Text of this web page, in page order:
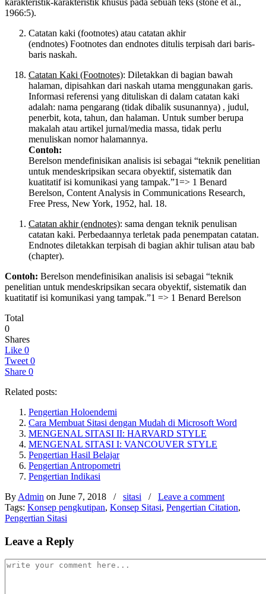
1966:5).
Catatan kaki (footnotes) atau catatan akhir
(endnotes) Footnotes dan endnotes ditulis terpisah dari baris-
baris naskah.
Catatan Kaki (Footnotes): Diletakkan di bagian bawah
halaman, dipisahkan dari naskah utama menggunakan garis.
Informasi referensi yang dituliskan di dalam catatan kaki
adalah: nama pengarang (tidak dibalik susunannya) , judul,
penerbit, kota, tahun, dan halaman. Untuk sumber berupa
makalah atau artikel jurnal/media massa, tidak perlu
menuliskan nomor halamannya.
Contoh:
Berelson mendefinisikan analisis isi sebagai “teknik penelitian
untuk mendeskripsikan secara obyektif, sistematik dan
kuatitatif isi komunikasi yang tampak.”1=> 1 Benard
Berelson, Content Analysis in Communications Research,
Free Press, New York, 1952, hal. 18.
Catatan akhir (endnotes): sama dengan teknik penulisan
catatan kaki. Perbedaannya terletak pada penempatan catatan.
Endnotes diletakkan terpisah di bagian akhir tulisan atau bab
(chapter).
Contoh: Berelson mendefinisikan analisis isi sebagai “teknik
penelitian untuk mendeskripsikan secara obyektif, sistematik dan
kuatitatif isi komunikasi yang tampak.”1 => 1 Benard Berelson
Total
0
Shares
Like 0
Tweet 0
Share 0
Related posts:
Pengertian Holoendemi
Cara Membuat Sitasi dengan Mudah di Microsoft Word
MENGENAL SITASI II: HARVARD STYLE
MENGENAL SITASI I: VANCOUVER STYLE
Pengertian Hasil Belajar
Pengertian Antropometri
Pengertian Indikasi
By Admin on June 7, 2018 / sitasi / Leave a comment
Tags: Konsep pengkutipan, Konsep Sitasi, Pengertian Citation,
Pengertian Sitasi
Leave a Reply